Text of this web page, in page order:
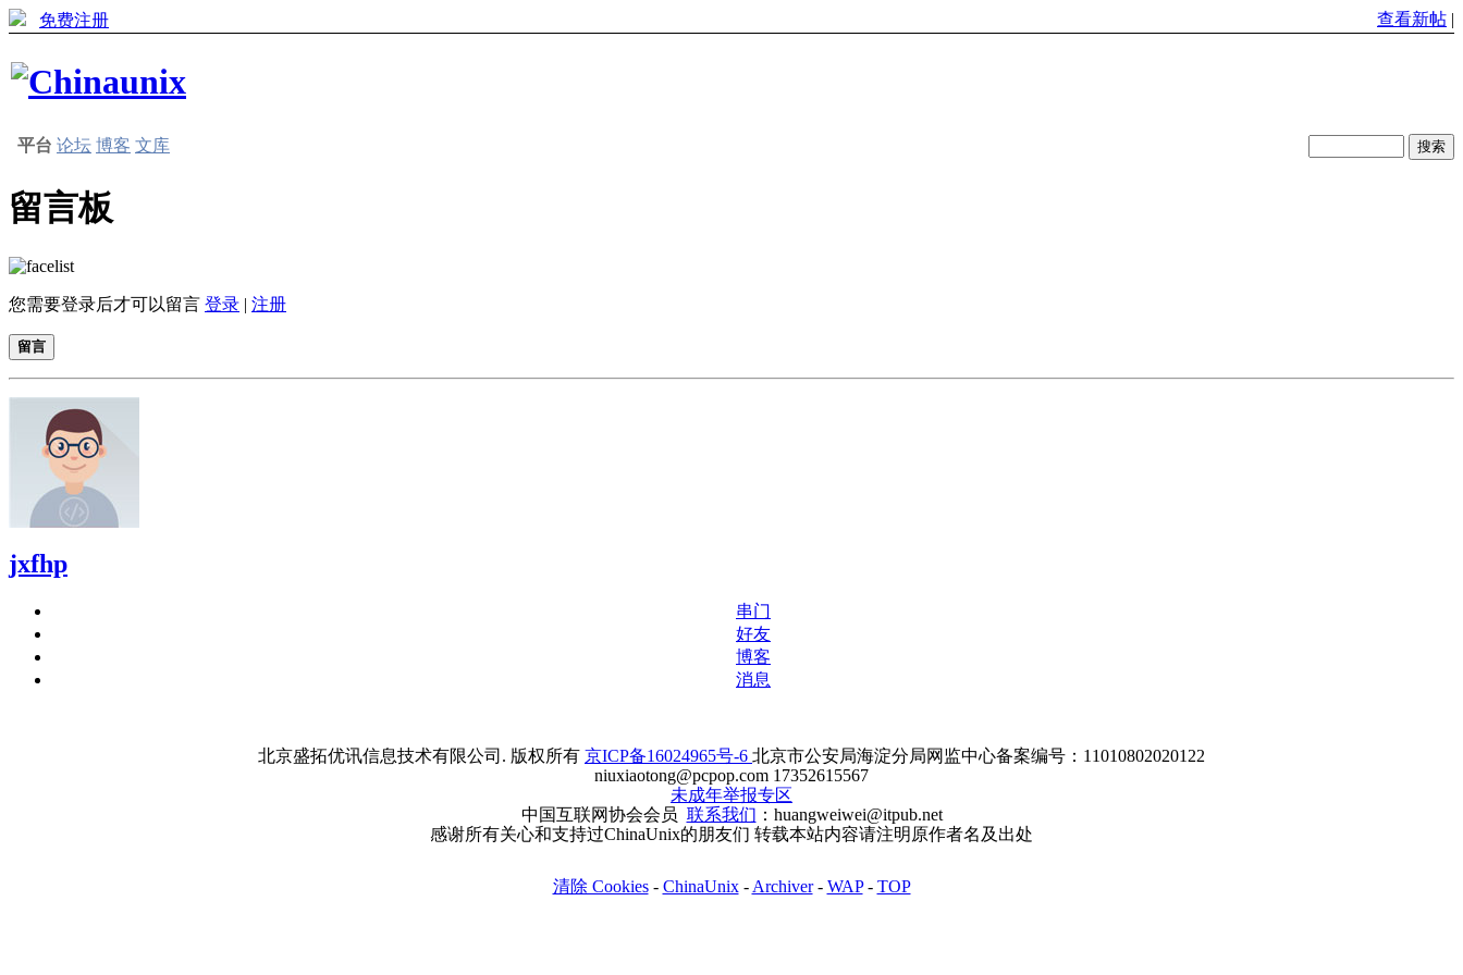
免费注册 查看新帖 |
平台 论坛 博客 文库
留言板
您需要登录后才可以留言 登录 | 注册
留言
jxfhp
串门
好友
博客
消息
北京盛拓优讯信息技术有限公司. 版权所有 京ICP备16024965号-6 北京市公安局海淀分局网监中心备案编号：11010802020122
niuxiaotong@pcpop.com 17352615567
未成年举报专区
中国互联网协会会员 联系我们 ：huangweiwei@itpub.net
感谢所有关心和支持过ChinaUnix的朋友们 转载本站内容请注明原作者名及出处
清除 Cookies- ChinaUnix- Archiver- WAP- TOP